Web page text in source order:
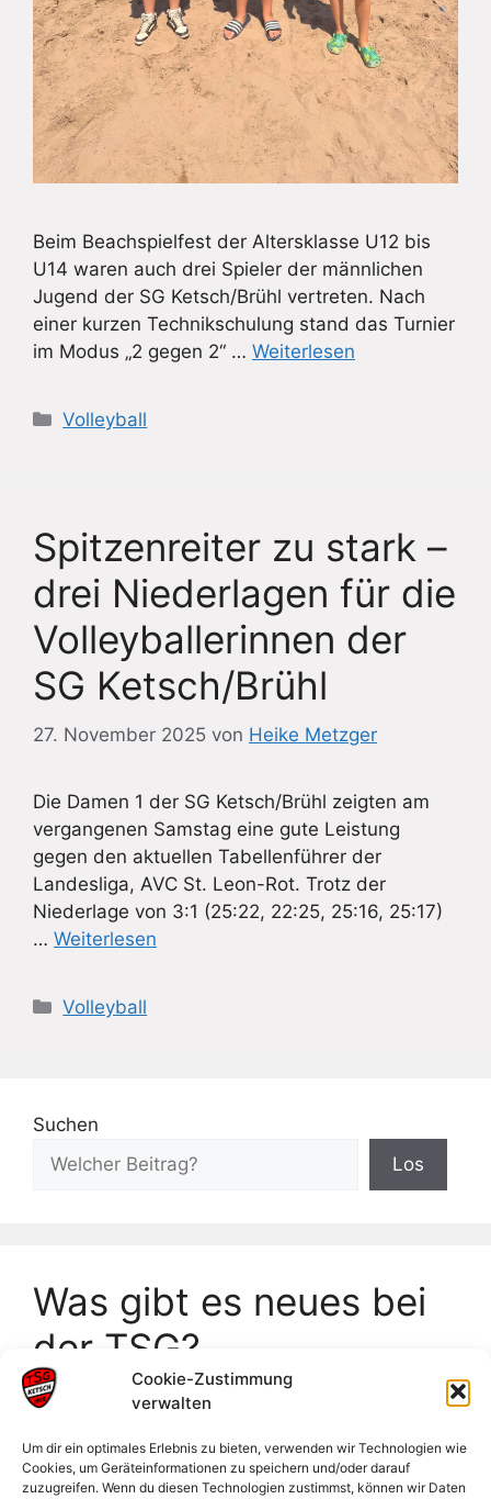
Cookie-Zustimmung
verwalten
Um dir ein optimales Erlebnis zu bieten, verwenden wir Technologien wie
Cookies, um Geräteinformationen zu speichern und/oder darauf
zuzugreifen. Wenn du diesen Technologien zustimmst, können wir Daten
Beim Beachspielfest der Altersklasse U12 bis
U14 waren auch drei Spieler der männlichen
Jugend der SG Ketsch/Brühl vertreten. Nach
einer kurzen Technikschulung stand das Turnier
im Modus „2 gegen 2“ … Weiterlesen
Kategorien
Volleyball
Spitzenreiter zu stark –
drei Niederlagen für die
Volleyballerinnen der
SG Ketsch/Brühl
27. November 2025 von Heike Metzger
Die Damen 1 der SG Ketsch/Brühl zeigten am
vergangenen Samstag eine gute Leistung
gegen den aktuellen Tabellenführer der
Landesliga, AVC St. Leon-Rot. Trotz der
Niederlage von 3:1 (25:22, 22:25, 25:16, 25:17)
… Weiterlesen
Kategorien
Volleyball
Suchen
Los
Was gibt es neues bei
der TSG?
Frankeneinzelmeisterschaften Neckarsulm
Badische Meisterschaften U18
Männliche Jugend sammelt wertvolle